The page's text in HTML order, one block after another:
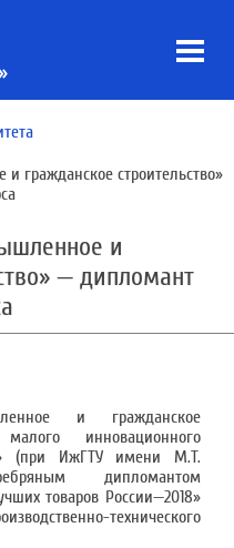
гражданское строительство»
и
— дипломант
и гражданское
инновационного
(при ИжГТУ имени М.Т.
дипломантом
товаров России—2018»
технического